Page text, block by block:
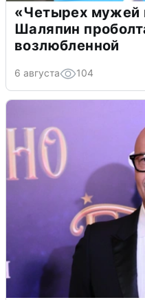
«Четырех мужей
Шаляпин
возлюбленной
6 августа 104